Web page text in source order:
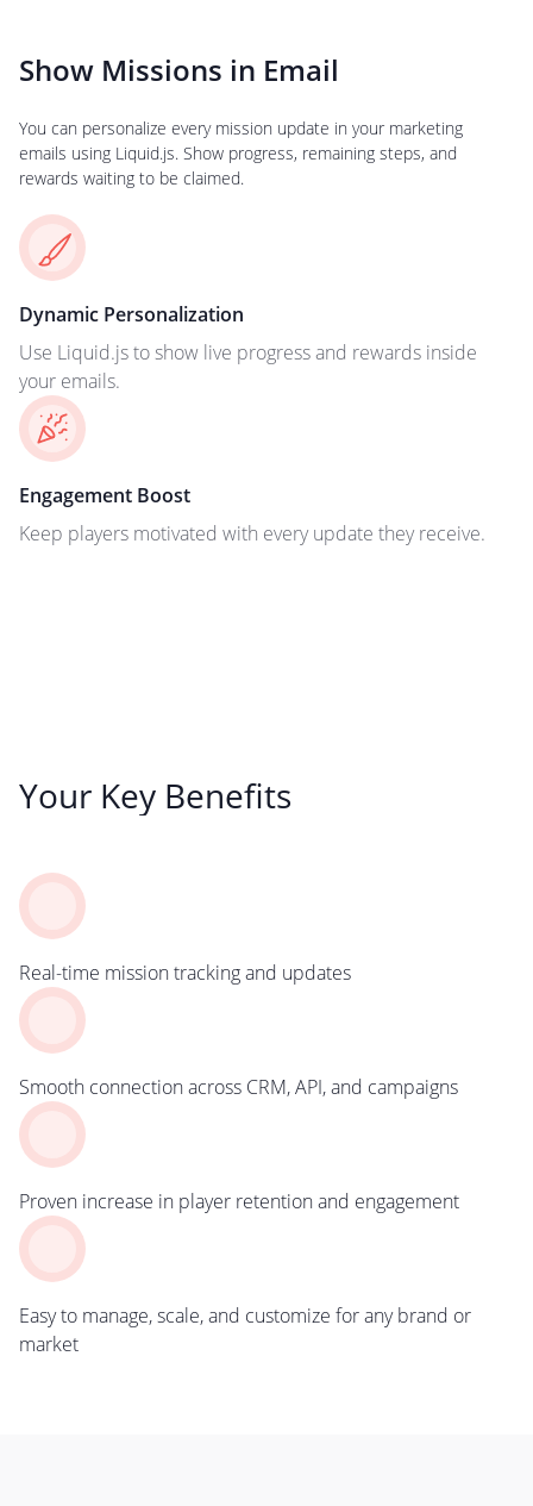
Show Missions in Email
You can personalize every mission update in your marketing
emails using Liquid.js. Show progress, remaining steps, and
rewards waiting to be claimed.
Dynamic Personalization
Use Liquid.js to show live progress and rewards inside
your emails.
Engagement Boost
Keep players motivated with every update they receive.
Your Key Benefits
Real-time mission tracking and updates
Smooth connection across CRM, API, and campaigns
Proven increase in player retention and engagement
Easy to manage, scale, and customize for any brand or
market